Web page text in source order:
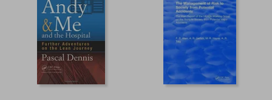
40% 40%